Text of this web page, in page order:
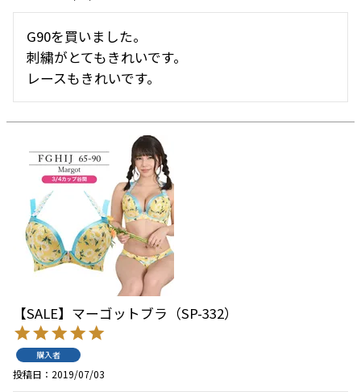
G90を買いました。
刺繍がとてもきれいです。
レースもきれいです。
【SALE】マーゴットブラ（SP-332）
購入者
投稿日 2019/07/03